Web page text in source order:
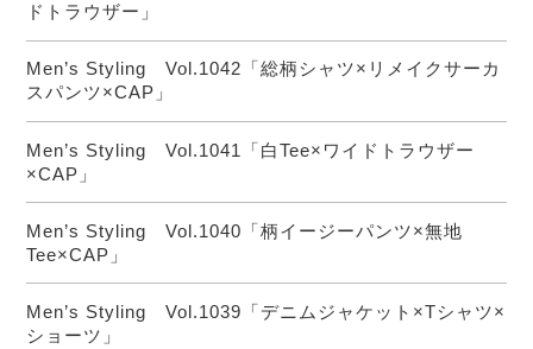
ドトラウザー」
Men’s Styling Vol.1042「総柄シャツ×リメイクサーカ
スパンツ×CAP」
Men’s Styling Vol.1041「白Tee×ワイドトラウザー
×CAP」
Men’s Styling Vol.1040「柄イージーパンツ×無地
Tee×CAP」
Men’s Styling Vol.1039「デニムジャケット×Tシャツ×
ショーツ」